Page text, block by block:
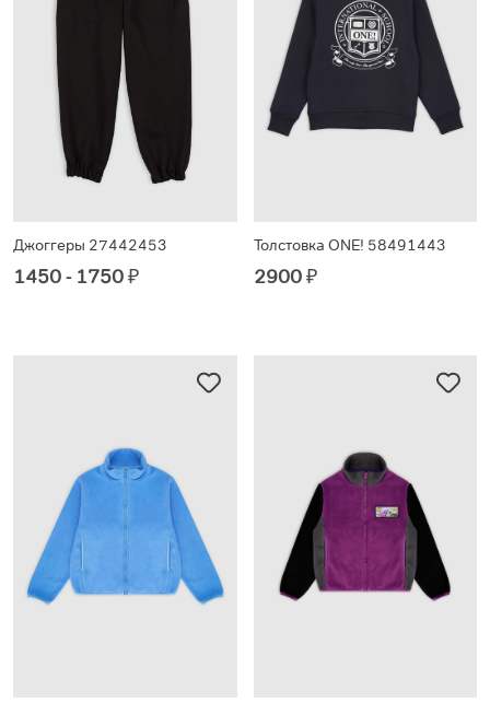
Джоггеры 27442453
1450 - 1750₽
Толстовка ONE! 58491443
2900₽